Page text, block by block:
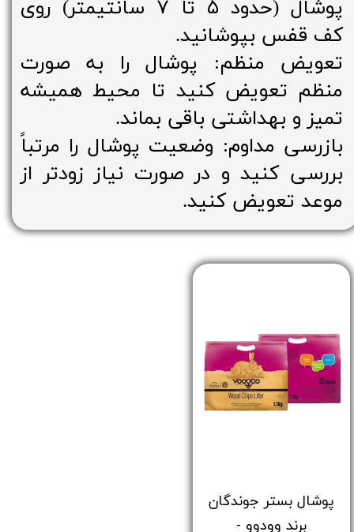
پوشال (حدود ۵ تا ۷ سانتیمتر) روی
کف قفس بپوشانید.
تعویض منظم: پوشال را به صورت
منظم تعویض کنید تا محیط همیشه
تمیز و بهداشتی باقی بماند.
بازرسی مداوم: وضعیت پوشال را مرتباً
بررسی کنید و در صورت نیاز زودتر از
موعد تعویض کنید.
پوشال بستر جوندگان
برند وودوو -